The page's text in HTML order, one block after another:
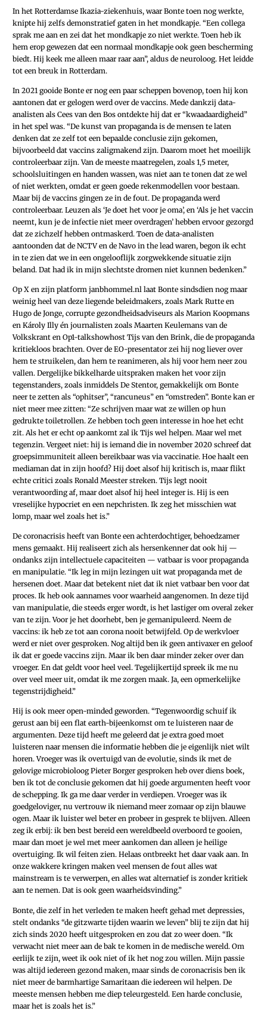
In het Rotterdamse Ikazia-ziekenhuis, waar Bonte toen nog werkte,
knipte hij zelfs demonstratief gaten in het mondkapje. “Een collega
sprak me aan en zei dat het mondkapje zo niet werkte. Toen heb ik
hem erop gewezen dat een normaal mondkapje ook geen bescherming
biedt. Hij keek me alleen maar raar aan”, aldus de neuroloog. Het leidde
tot een breuk in Rotterdam.
In 2021 gooide Bonte er nog een paar scheppen bovenop, toen hij kon
aantonen dat er gelogen werd over de vaccins. Mede dankzij data-
analisten als Cees van den Bos ontdekte hij dat er “kwaadaardigheid”
in het spel was. “De kunst van propaganda is de mensen te laten
denken dat ze zelf tot een bepaalde conclusie zijn gekomen,
bijvoorbeeld dat vaccins zaligmakend zijn. Daarom moet het moeilijk
controleerbaar zijn. Van de meeste maatregelen, zoals 1,5 meter,
schoolsluitingen en handen wassen, was niet aan te tonen dat ze wel
of niet werkten, omdat er geen goede rekenmodellen voor bestaan.
Maar bij de vaccins gingen ze in de fout. De propaganda werd
controleerbaar. Leuzen als ‘Je doet het voor je oma’, en ‘Als je het vaccin
neemt, kun je de infectie niet meer overdragen’ hebben ervoor gezorgd
dat ze zichzelf hebben ontmaskerd. Toen de data-analisten
aantoonden dat de NCTV en de Navo in the lead waren, begon ik echt
in te zien dat we in een ongelooflijk zorgwekkende situatie zijn
beland. Dat had ik in mijn slechtste dromen niet kunnen bedenken.”
Op X en zijn platform janbhommel.nl laat Bonte sindsdien nog maar
weinig heel van deze liegende beleidmakers, zoals Mark Rutte en
Hugo de Jonge, corrupte gezondheidsadviseurs als Marion Koopmans
en Károly Illy én journalisten zoals Maarten Keulemans van de
Volkskrant en Op1-talkshowhost Tijs van den Brink, die de propaganda
kritiekloos brachten. Over de EO-presentator zei hij nog liever over
hem te struikelen, dan hem te reanimeren, als hij voor hem neer zou
vallen. Dergelijke bikkelharde uitspraken maken het voor zijn
tegenstanders, zoals inmiddels De Stentor, gemakkelijk om Bonte
neer te zetten als “ophitser”, “rancuneus” en “omstreden”. Bonte kan er
niet meer mee zitten: “Ze schrijven maar wat ze willen op hun
gedrukte toiletrollen. Ze hebben toch geen interesse in hoe het echt
zit. Als het er echt op aankomt zal ik Tijs wel helpen. Maar wel met
tegenzin. Vergeet niet: hij is iemand die in november 2020 schreef dat
groepsimmuniteit alleen bereikbaar was via vaccinatie. Hoe haalt een
mediaman dat in zijn hoofd? Hij doet alsof hij kritisch is, maar flikt
echte critici zoals Ronald Meester streken. Tijs legt nooit
verantwoording af, maar doet alsof hij heel integer is. Hij is een
vreselijke hypocriet en een nepchristen. Ik zeg het misschien wat
lomp, maar wel zoals het is.”
De coronacrisis heeft van Bonte een achterdochtiger, behoedzamer
mens gemaakt. Hij realiseert zich als hersenkenner dat ook hij —
ondanks zijn intellectuele capaciteiten — vatbaar is voor propaganda
en manipulatie. “Ik leg in mijn lezingen uit wat propaganda met de
hersenen doet. Maar dat betekent niet dat ik niet vatbaar ben voor dat
proces. Ik heb ook aannames voor waarheid aangenomen. In deze tijd
van manipulatie, die steeds erger wordt, is het lastiger om overal zeker
van te zijn. Voor je het doorhebt, ben je gemanipuleerd. Neem de
vaccins: ik heb ze tot aan corona nooit betwijfeld. Op de werkvloer
werd er niet over gesproken. Nog altijd ben ik geen antivaxer en geloof
ik dat er goede vaccins zijn. Maar ik ben daar minder zeker over dan
vroeger. En dat geldt voor heel veel. Tegelijkertijd spreek ik me nu
over veel meer uit, omdat ik me zorgen maak. Ja, een opmerkelijke
tegenstrijdigheid.”
Hij is ook meer open-minded geworden. “Tegenwoordig schuif ik
gerust aan bij een flat earth-bijeenkomst om te luisteren naar de
argumenten. Deze tijd heeft me geleerd dat je extra goed moet
luisteren naar mensen die informatie hebben die je eigenlijk niet wilt
horen. Vroeger was ik overtuigd van de evolutie, sinds ik met de
gelovige microbioloog Pieter Borger gesproken heb over diens boek,
ben ik tot de conclusie gekomen dat hij goede argumenten heeft voor
de schepping. Ik ga me daar verder in verdiepen. Vroeger was ik
goedgeloviger, nu vertrouw ik niemand meer zomaar op zijn blauwe
ogen. Maar ik luister wel beter en probeer in gesprek te blijven. Alleen
zeg ik erbij: ik ben best bereid een wereldbeeld overboord te gooien,
maar dan moet je wel met meer aankomen dan alleen je heilige
overtuiging. Ik wil feiten zien. Helaas ontbreekt het daar vaak aan. In
onze wakkere kringen maken veel mensen de fout alles wat
mainstream is te verwerpen, en alles wat alternatief is zonder kritiek
aan te nemen. Dat is ook geen waarheidsvinding.”
Bonte, die zelf in het verleden te maken heeft gehad met depressies,
stelt ondanks “de gitzwarte tijden waarin we leven” blij te zijn dat hij
zich sinds 2020 heeft uitgesproken en zou dat zo weer doen. “Ik
verwacht niet meer aan de bak te komen in de medische wereld. Om
eerlijk te zijn, weet ik ook niet of ik het nog zou willen. Mijn passie
was altijd iedereen gezond maken, maar sinds de coronacrisis ben ik
niet meer de barmhartige Samaritaan die iedereen wil helpen. De
meeste mensen hebben me diep teleurgesteld. Een harde conclusie,
maar het is zoals het is.”